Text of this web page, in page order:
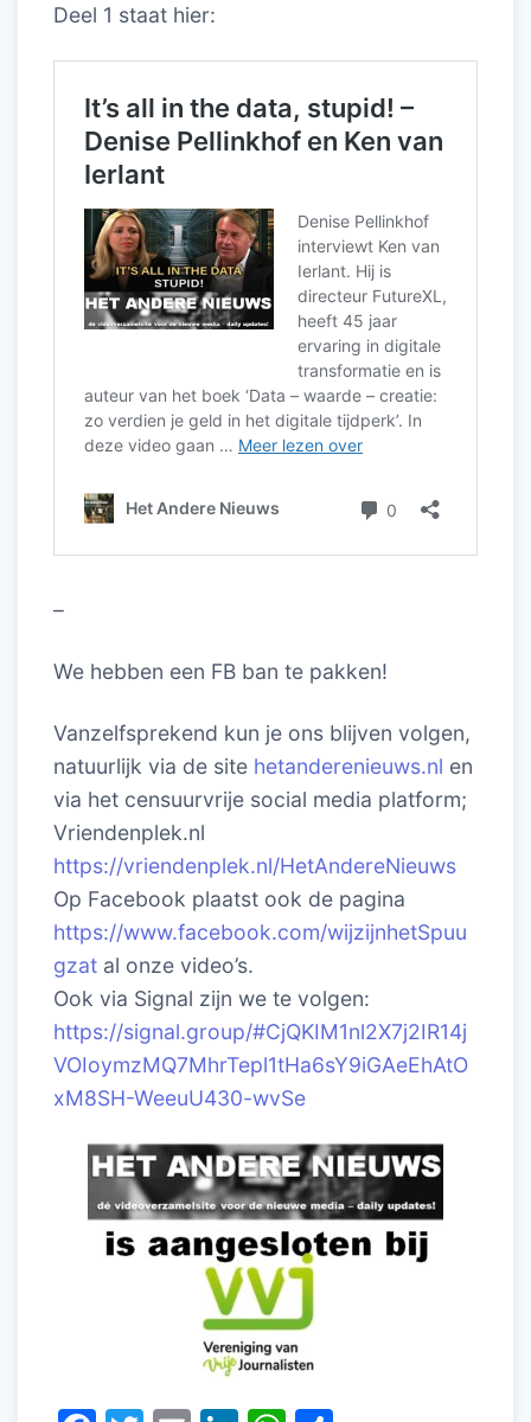
Deel 1 staat hier:
–
We hebben een FB ban te pakken!
Vanzelfsprekend kun je ons blijven volgen,
natuurlijk via de site hetanderenieuws.nl en
via het censuurvrije social media platform;
Vriendenplek.nl
https://vriendenplek.nl/HetAndereNieuws
Op Facebook plaatst ook de pagina
https://www.facebook.com/wijzijnhetSpuu
gzat al onze video’s.
Ook via Signal zijn we te volgen:
https://signal.group/#CjQKIM1nl2X7j2IR14j
VOIoymzMQ7MhrTepl1tHa6sY9iGAeEhAtO
xM8SH-WeeuU430-wvSe